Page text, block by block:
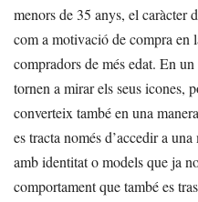
menors de 35 anys, el caràcter
com a motivació de compra en
compradors de més edat. En
tornen a mirar els seus icones,
converteix també en una
es tracta només d’accedir a
amb identitat o models que ja
comportament que també es